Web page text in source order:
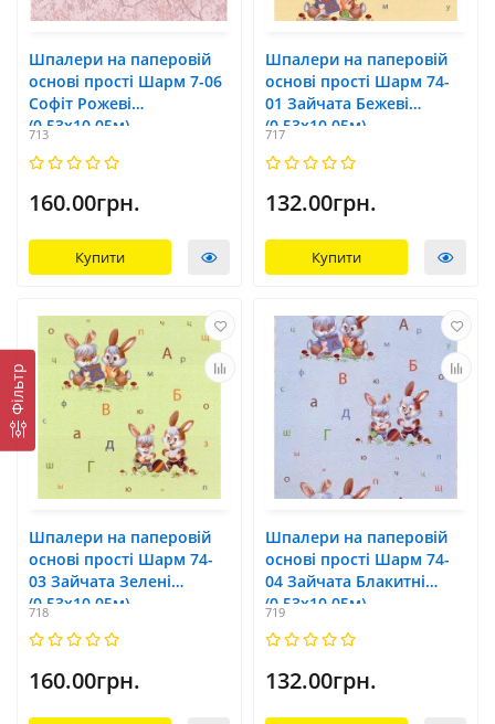
Фільтр
Шпалери на паперовій
основі прості Шарм 7-06
Софіт Рожеві
(0,53х10,05м)
713
160.00грн.
Купити
Шпалери на паперовій
основі прості Шарм 74-
01 Зайчата Бежевi
(0,53х10,05м)
717
132.00грн.
Купити
Шпалери на паперовій
основі прості Шарм 74-
03 Зайчата Зелені
(0,53х10,05м)
718
160.00грн.
Шпалери на паперовій
основі прості Шарм 74-
04 Зайчата Блакитні
(0,53х10,05м)
719
132.00грн.